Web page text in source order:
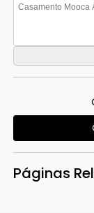
Páginas